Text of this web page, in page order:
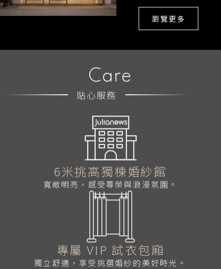
瀏覽更多
Care
貼心服務
6米挑高獨棟婚紗館
寬敞明亮，感受尊榮與浪漫氛圍。
專屬 VIP 試衣包廂
獨立舒適，享受挑選婚紗的美好時光。